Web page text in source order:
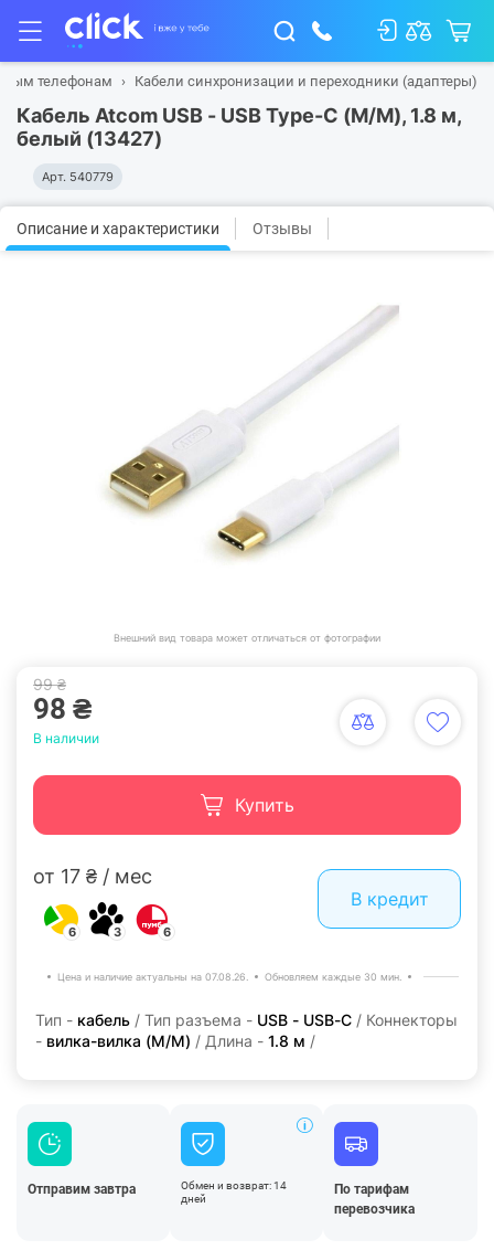
телефонам Кабели синхронизации и переходники (адаптеры)
Кабель Atcom USB - USB Type-C (M/M), 1.8 м,
белый (13427)
Арт. 540779
Описание и характеристики Отзывы
Внешний вид товара может отличаться от фотографии
99 ₴
98 ₴
В наличии
Купить
от 17 ₴ / мес
6 3 6
В кредит
Цена и наличие актуальны на 07.08.26. Обновляем каждые 30 мин.
Тип - кабель / Тип разъема - USB - USB-C / Коннекторы
- вилка-вилка (M/M) / Длина - 1.8 м /
Отправим завтра
Обмен и возврат: 14
дней
По тарифам
перевозчика